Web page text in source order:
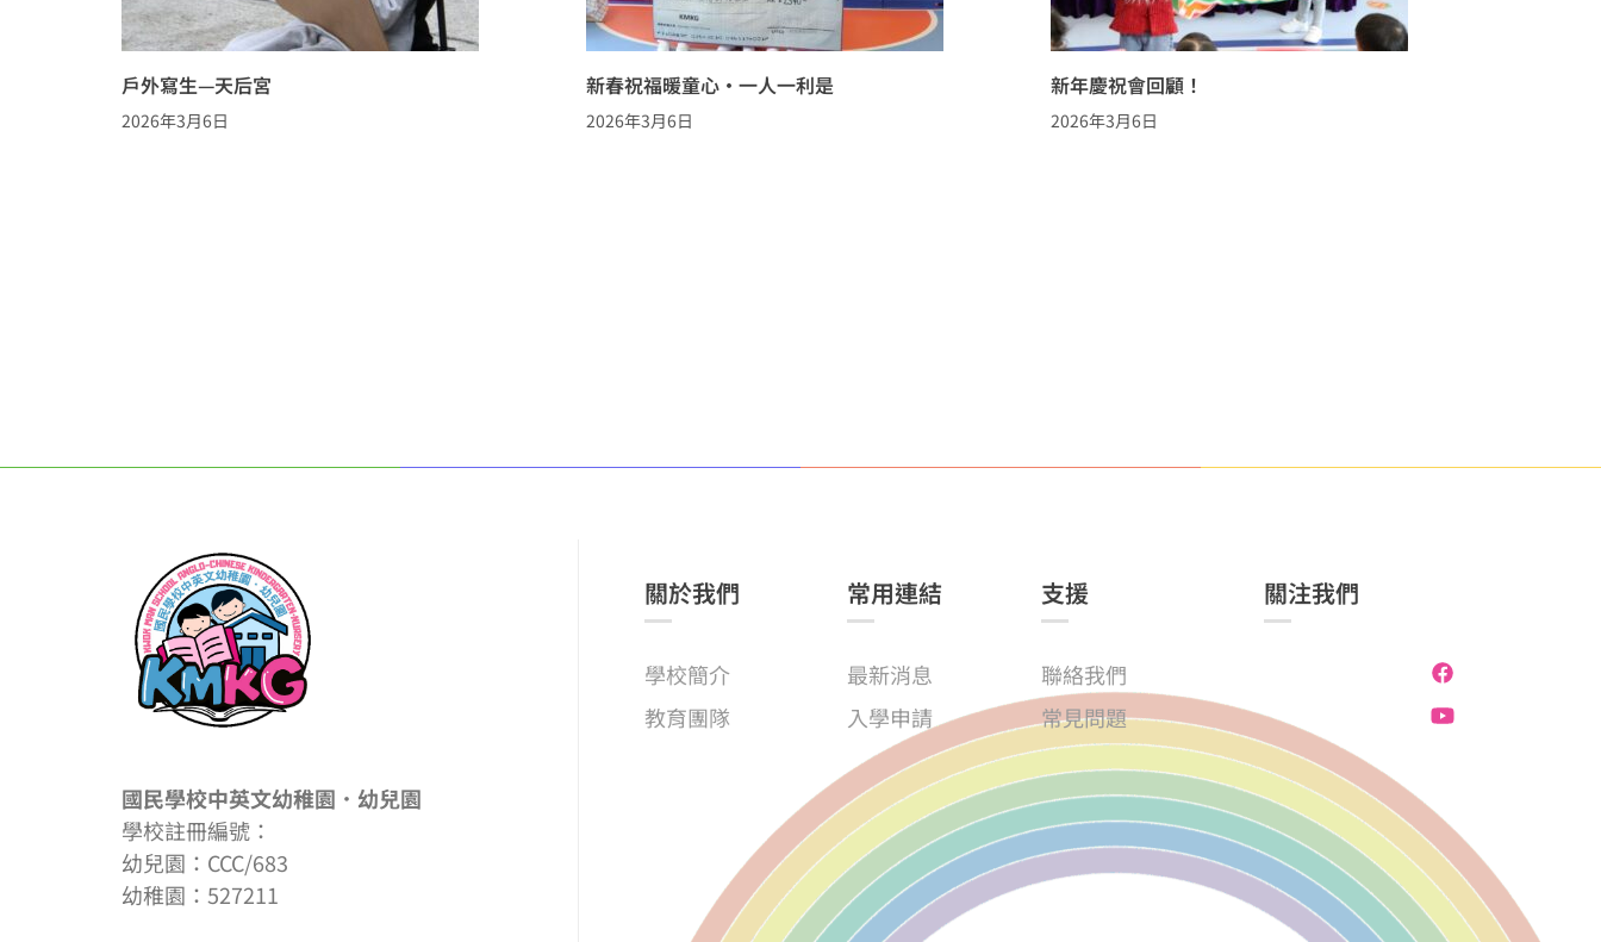
戶外寫生—天后宮
2026年3月6日
新春祝福暖童心·一人一利是
2026年3月6日
新年慶祝會回顧！
2026年3月6日
國民學校中英文幼稚園．幼兒園
學校註冊編號：
幼兒園：CCC/683
幼稚園：527211
關於我們
學校簡介
教育團隊
常用連結
最新消息
入學申請
支援
聯絡我們
常見問題
關注我們